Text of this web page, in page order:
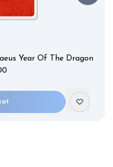
Year Of The Dragon